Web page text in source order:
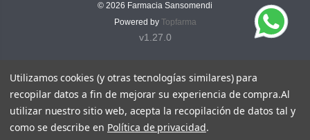
© 2026 Farmacia Sansomendi
Powered by Topfarma
v1.27.0
Utilizamos cookies (y otras tecnologías similares) para
recopilar datos a fin de mejorar su experiencia de compra.Al
utilizar nuestro sitio web, acepta la recopilación de datos tal y
como se describe en Política de privacidad.